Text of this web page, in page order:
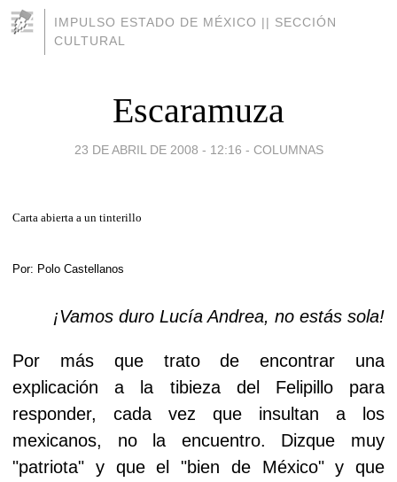
IMPULSO ESTADO DE MÉXICO || SECCIÓN
CULTURAL
Escaramuza
23 DE ABRIL DE 2008 - 12:16 - COLUMNAS
Carta abierta a un tinterillo
Por: Polo Castellanos
¡Vamos duro Lucía Andrea, no estás sola!
Por más que trato de encontrar una
explicación a la tibieza del Felipillo para
responder, cada vez que insultan a los
mexicanos, no la encuentro. Dizque muy
"patriota" y que el "bien de México" y que